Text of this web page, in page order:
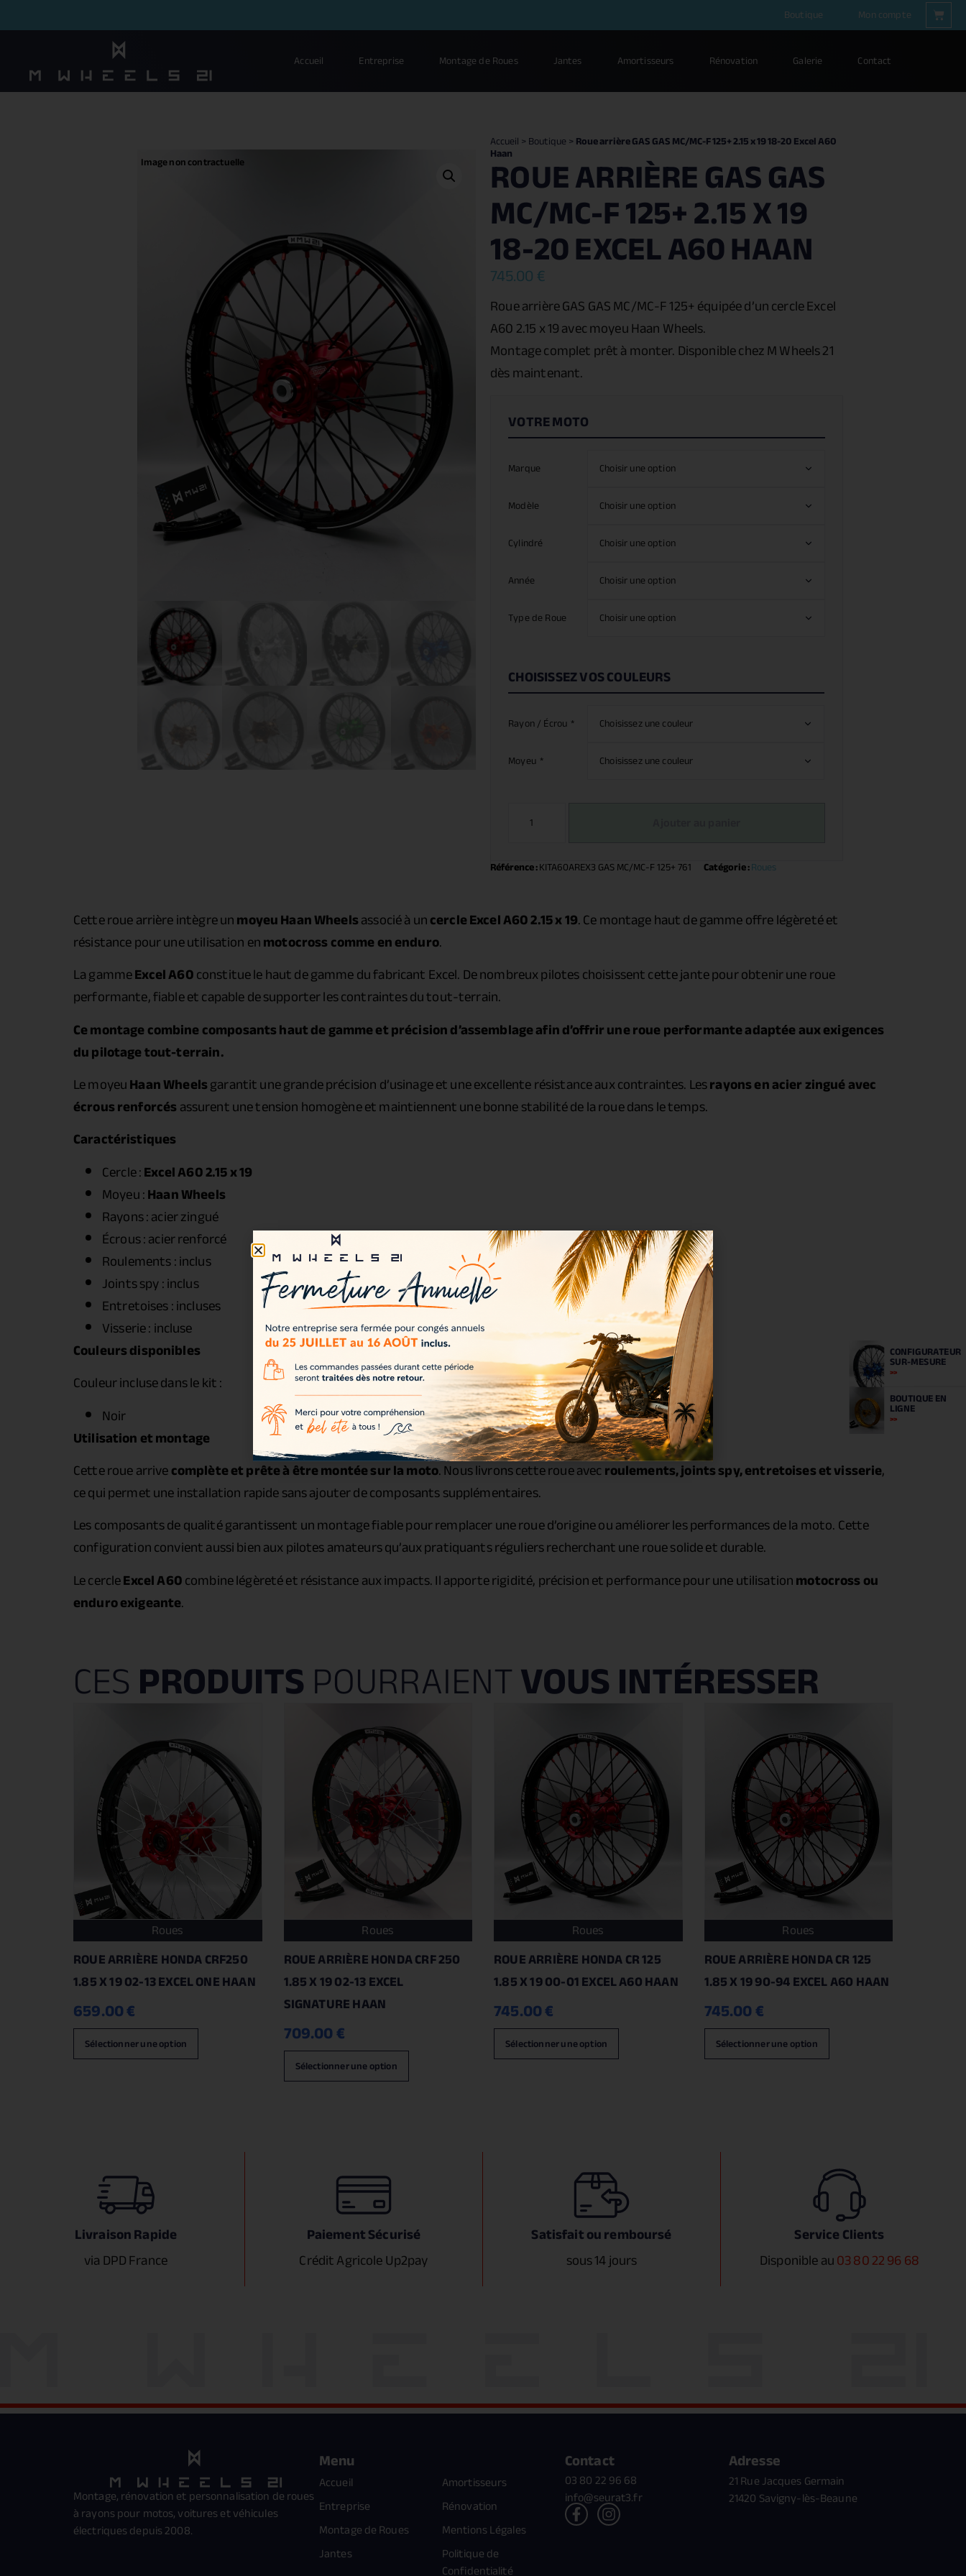
Boutique Mon compte
Accueil Entreprise Montage de Roues Jantes Amortisseurs Rénovation Galerie Contact
Image non contractuelle
Accueil>Boutique>Roue arrière GAS GAS MC/MC-F 125+ 2.15 x 19 18-20 Excel A60
Haan
ROUE ARRIÈRE GAS GAS
MC/MC-F 125+ 2.15 X 19
18-20 EXCEL A60 HAAN
745.00€
Roue arrière GAS GAS MC/MC-F 125+équipée d’un cercle Excel
A60 2.15 x 19 avec moyeu Haan Wheels.
Montage complet prêt à monter. Disponible chez M Wheels 21
dès maintenant.
Marque
Modèle
Cylindré
Année
Type de Roue
CHOISISSEZ VOS COULEURS
Rayon / Écrou *
Moyeu *
Référence :KITA60AREX3 GAS MC/MC-F 125+ 761 Catégorie :Roues
Cette roue arrière intègre unmoyeu Haan Wheelsassocié à uncercle Excel A60 2.15 x 19. Ce montage haut de gamme offre légèreté et
résistance pour une utilisation enmotocross comme en enduro.
La gammeExcel A60constitue le haut de gamme du fabricant Excel. De nombreux pilotes choisissent cette jante pour obtenir une roue
performante, fiable et capable de supporter les contraintes du tout-terrain.
Ce montage combine composants haut de gamme et précision d’assemblage afin d’offrir une roue performante adaptée aux exigences
du pilotage tout-terrain.
Le moyeuHaan Wheelsgarantit une grande précision d’usinage et une excellente résistance aux contraintes. Lesrayons en acier zingué avec
écrous renforcésassurent une tension homogène et maintiennent une bonne stabilité de la roue dans le temps.
Caractéristiques
Cercle :Excel A60 2.15 x 19
Moyeu :Haan Wheels
Rayons : acier zingué
Écrous : acier renforcé
Roulements : inclus
Joints spy : inclus
Entretoises : incluses
Visserie : incluse
Couleurs disponibles
Couleur incluse dans le kit :
Noir
Utilisation et montage
Cette roue arrivecomplète et prête à être montée sur la moto. Nous livrons cette roue avecroulements, joints spy, entretoises et visserie,
ce qui permet une installation rapide sans ajouter de composants supplémentaires.
Les composants de qualité garantissent un montage fiable pour remplacer une roue d’origine ou améliorer les performances de la moto. Cette
configuration convient aussi bien aux pilotes amateurs qu’aux pratiquants réguliers recherchant une roue solide et durable.
Le cercleExcel A60combine légèreté et résistance aux impacts. Il apporte rigidité, précision et performance pour une utilisationmotocross ou
enduro exigeante.
CESPRODUITSPOURRAIENTVOUS INTÉRESSER
Roues
ROUE ARRIÈRE HONDA CRF250
1.85 X 19 02-13 EXCEL ONE HAAN
659.00€
Sélectionner une option
Roues
ROUE ARRIÈRE HONDA CRF 250
1.85 X 19 02-13 EXCEL
SIGNATURE HAAN
709.00€
Sélectionner une option
Roues
ROUE ARRIÈRE HONDA CR 125
1.85 X 19 00-01 EXCEL A60 HAAN
745.00€
Sélectionner une option
Roues
ROUE ARRIÈRE HONDA CR 125
1.85 X 19 90-94 EXCEL A60 HAAN
745.00€
Sélectionner une option
Livraison Rapide
via DPD France
Paiement Sécurisé
Crédit Agricole Up2pay
Satisfait ou remboursé
sous 14 jours
Service Clients
Disponible au03 80 22 96 68
Montage, rénovation et personnalisation de roues
à rayons pour motos, voitures et véhicules
électriques depuis 2008.
Menu
Accueil
Entreprise
Montage de Roues
Jantes
Amortisseurs
Rénovation
Mentions Légales
Politique de
Confidentialité
Contact
03 80 22 96 68
info@seurat3.fr
Adresse
21 Rue Jacques Germain
21420 Savigny-lès-Beaune
CONFIGURATEUR
SUR-MESURE
BOUTIQUEEN
LIGNE